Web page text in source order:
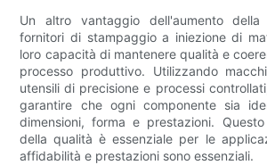
Un altro vantaggio dell'aumento
fornitori di stampaggio a iniezione di
loro capacità di mantenere qualità e
processo produttivo. Utilizzando
utensili di precisione e processi
garantire che ogni componente sia
dimensioni, forma e prestazioni.
della qualità è essenziale per le
affidabilità e prestazioni sono essenziali.